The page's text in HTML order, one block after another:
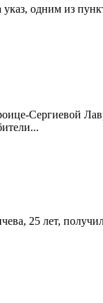
одним из
Сергиевой
25 лет,